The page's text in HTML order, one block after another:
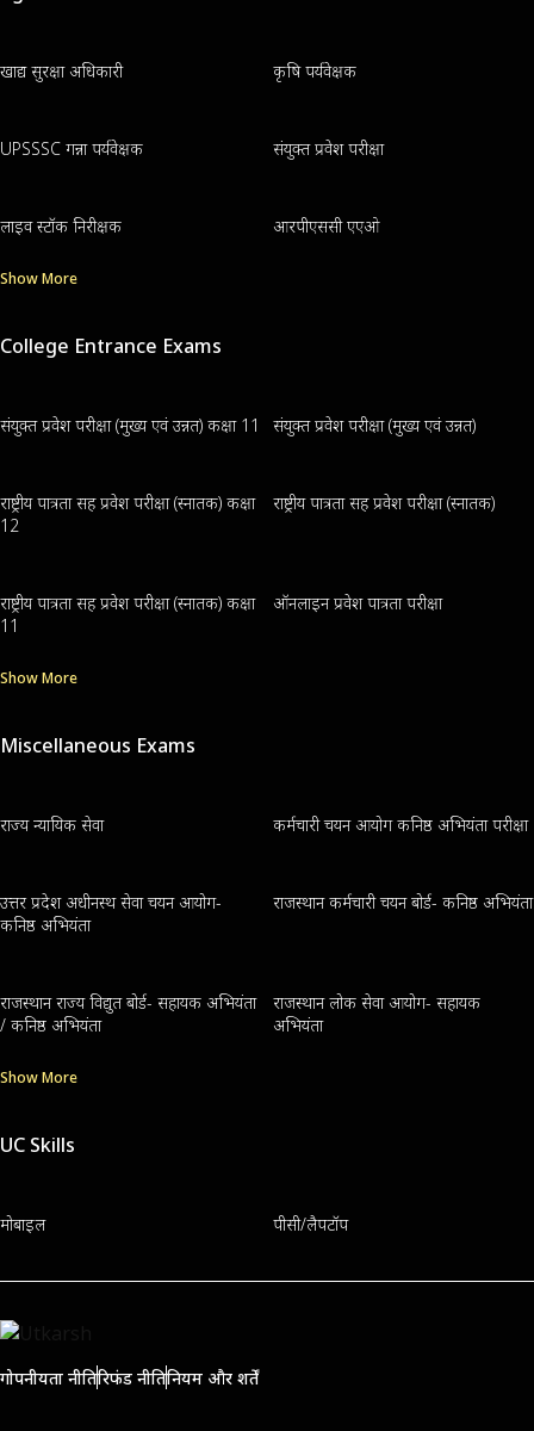
खाद्य सुरक्षा अधिकारी कृषि पर्यवेक्षक
UPSSSC गन्ना पर्यवेक्षक संयुक्त प्रवेश परीक्षा
लाइव स्टॉक निरीक्षक आरपीएससी एएओ
Show More
College Entrance Exams
संयुक्त प्रवेश परीक्षा (मुख्य एवं उन्नत) कक्षा 11 संयुक्त प्रवेश परीक्षा (मुख्य एवं उन्नत)
राष्ट्रीय पात्रता सह प्रवेश परीक्षा (स्नातक) कक्षा
12
राष्ट्रीय पात्रता सह प्रवेश परीक्षा (स्नातक)
राष्ट्रीय पात्रता सह प्रवेश परीक्षा (स्नातक) कक्षा
11
ऑनलाइन प्रवेश पात्रता परीक्षा
Show More
Miscellaneous Exams
राज्य न्यायिक सेवा कर्मचारी चयन आयोग कनिष्ठ अभियंता परीक्षा
उत्तर प्रदेश अधीनस्थ सेवा चयन आयोग-
कनिष्ठ अभियंता
राजस्थान कर्मचारी चयन बोर्ड- कनिष्ठ अभियंता
राजस्थान राज्य विद्युत बोर्ड- सहायक अभियंता
/ कनिष्ठ अभियंता
राजस्थान लोक सेवा आयोग- सहायक
अभियंता
Show More
UC Skills
मोबाइल पीसी/लैपटॉप
गोपनीयता नीतिरिफंड नीतिनियम और शर्तें